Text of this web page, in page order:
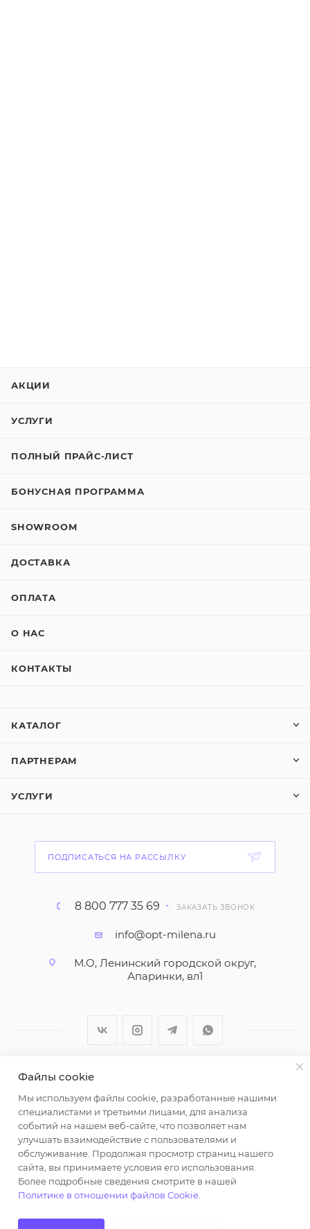
АКЦИИ
УСЛУГИ
ПОЛНЫЙ ПРАЙС-ЛИСТ
БОНУСНАЯ ПРОГРАММА
SHOWROOM
ДОСТАВКА
ОПЛАТА
О НАС
КОНТАКТЫ
КАТАЛОГ
ПАРТНЕРАМ
УСЛУГИ
ПОДПИСАТЬСЯ НА РАССЫЛКУ
8 800 777 35 69 ЗАКАЗАТЬ ЗВОНОК
info@opt-milena.ru
М.О, Ленинский городской округ,
Апаринки, вл1
2026 © ООО "Вайт Текстиль групп"
Любая информация на сайте носит справочный
характер и не является публичной офертой
определяемой положениями пункта 2 статьи 437
Гражданского кодекса Российской Федерации.
Использование любых материалов, опубликованных
на https://opt-milena.ru, допустимо только при
наличии письменного разрешения редакции и
активной ссылки на https://opt-milena.ru
Файлы cookie
Мы используем файлы cookie, разработанные нашими
специалистами и третьими лицами, для анализа
событий на нашем веб-сайте, что позволяет нам
улучшать взаимодействие с пользователями и
обслуживание. Продолжая просмотр страниц нашего
сайта, вы принимаете условия его использования.
Более подробные сведения смотрите в нашей
Политике в отношении файлов Cookie